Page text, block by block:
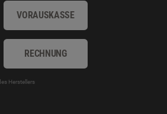
VORAUSKASSE
RECHNUNG
Herstellers